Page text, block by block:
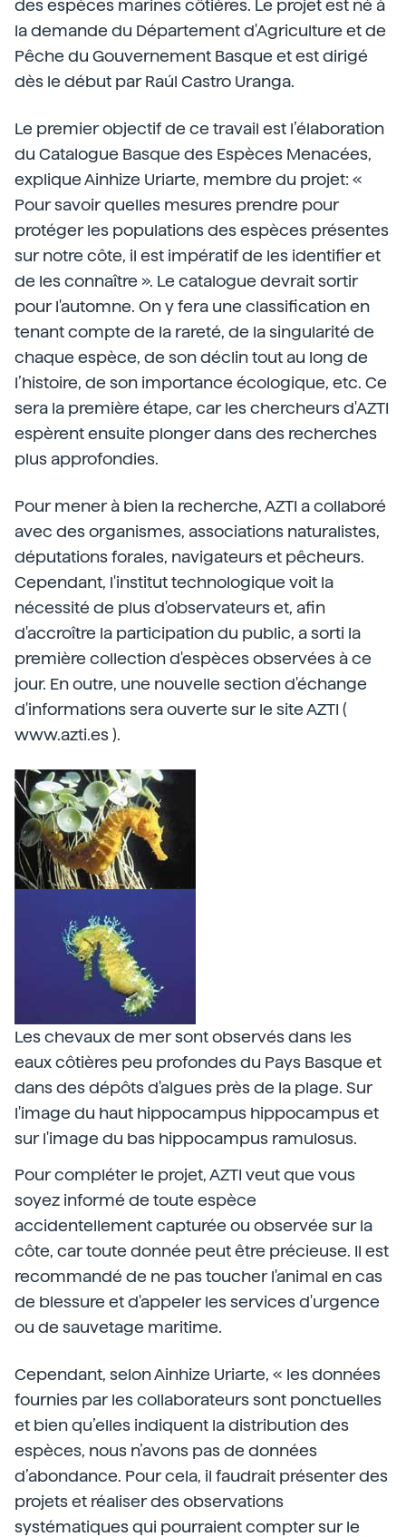
des espèces marines côtières. Le projet est né à
la demande du Département d'Agriculture et de
Pêche du Gouvernement Basque et est dirigé
dès le début par Raúl Castro Uranga.
Le premier objectif de ce travail est l’élaboration
du Catalogue Basque des Espèces Menacées,
explique Ainhize Uriarte, membre du projet: «
Pour savoir quelles mesures prendre pour
protéger les populations des espèces présentes
sur notre côte, il est impératif de les identifier et
de les connaître ». Le catalogue devrait sortir
pour l'automne. On y fera une classification en
tenant compte de la rareté, de la singularité de
chaque espèce, de son déclin tout au long de
l’histoire, de son importance écologique, etc. Ce
sera la première étape, car les chercheurs d'AZTI
espèrent ensuite plonger dans des recherches
plus approfondies.
Pour mener à bien la recherche, AZTI a collaboré
avec des organismes, associations naturalistes,
députations forales, navigateurs et pêcheurs.
Cependant, l'institut technologique voit la
nécessité de plus d'observateurs et, afin
d'accroître la participation du public, a sorti la
première collection d'espèces observées à ce
jour. En outre, une nouvelle section d'échange
d'informations sera ouverte sur le site AZTI (
www.azti.es ).
Les chevaux de mer sont observés dans les
eaux côtières peu profondes du Pays Basque et
dans des dépôts d'algues près de la plage. Sur
l'image du haut hippocampus hippocampus et
sur l'image du bas hippocampus ramulosus.
Pour compléter le projet, AZTI veut que vous
soyez informé de toute espèce
accidentellement capturée ou observée sur la
côte, car toute donnée peut être précieuse. Il est
recommandé de ne pas toucher l'animal en cas
de blessure et d'appeler les services d'urgence
ou de sauvetage maritime.
Cependant, selon Ainhize Uriarte, « les données
fournies par les collaborateurs sont ponctuelles
et bien qu’elles indiquent la distribution des
espèces, nous n’avons pas de données
d’abondance. Pour cela, il faudrait présenter des
projets et réaliser des observations
systématiques qui pourraient compter sur le